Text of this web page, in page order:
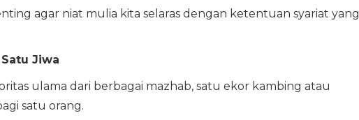
agar niat mulia kita selaras dengan ketentuan syariat yang
Jiwa
ulama dari berbagai mazhab, satu ekor kambing atau
satu orang.